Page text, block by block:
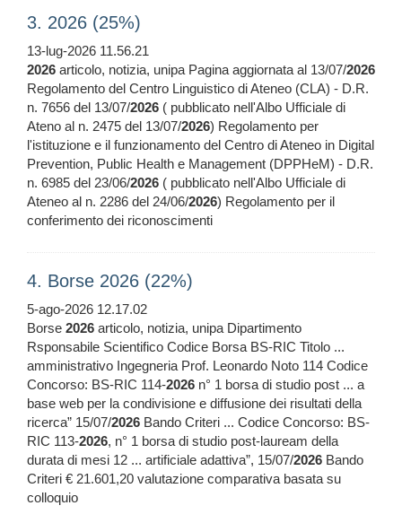
3. 2026 (25%)
13-lug-2026 11.56.21
2026 articolo, notizia, unipa Pagina aggiornata al 13/07/2026
Regolamento del Centro Linguistico di Ateneo (CLA) - D.R.
n. 7656 del 13/07/2026 ( pubblicato nell'Albo Ufficiale di
Ateno al n. 2475 del 13/07/2026) Regolamento per
l'istituzione e il funzionamento del Centro di Ateneo in Digital
Prevention, Public Health e Management (DPPHeM) - D.R.
n. 6985 del 23/06/2026 ( pubblicato nell'Albo Ufficiale di
Ateneo al n. 2286 del 24/06/2026) Regolamento per il
conferimento dei riconoscimenti
4. Borse 2026 (22%)
5-ago-2026 12.17.02
Borse 2026 articolo, notizia, unipa Dipartimento
Rsponsabile Scientifico Codice Borsa BS-RIC Titolo ...
amministrativo Ingegneria Prof. Leonardo Noto 114 Codice
Concorso: BS-RIC 114-2026 n° 1 borsa di studio post ... a
base web per la condivisione e diffusione dei risultati della
ricerca” 15/07/2026 Bando Criteri ... Codice Concorso: BS-
RIC 113-2026, n° 1 borsa di studio post-lauream della
durata di mesi 12 ... artificiale adattiva”, 15/07/2026 Bando
Criteri € 21.601,20 valutazione comparativa basata su
colloquio